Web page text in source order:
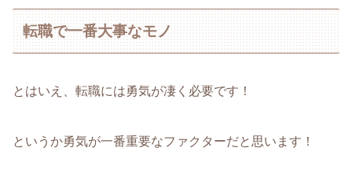
転職で一番大事なモノ
とはいえ、転職には勇気が凄く必要です！
というか勇気が一番重要なファクターだと思います！